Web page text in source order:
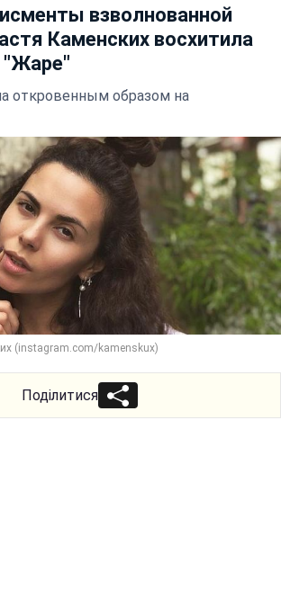
взволнованной
Каменских восхитила
"Жаре"
откровенным образом на
(instagram.com/kamenskux)
Поділитися